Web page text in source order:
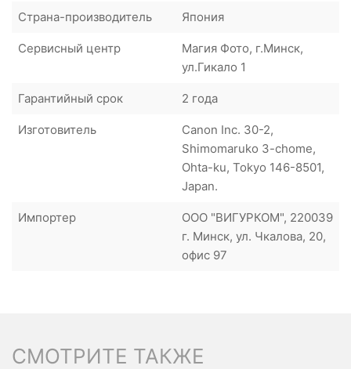
Страна-производитель Япония
Сервисный центр
Магия Фото, г.Минск,
ул.Гикало 1
Гарантийный срок 2 года
Изготовитель
Canon Inc. 30-2,
Shimomaruko 3-chome,
Ohta-ku, Tokyo 146-8501,
Japan.
Импортер
ООО "ВИГУРКОМ", 220039
г. Минск, ул. Чкалова, 20,
офис 97
СМОТРИТЕ ТАКЖЕ